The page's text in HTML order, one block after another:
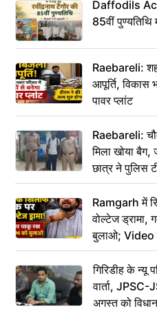
Daffodils
85वीं पुण्यतिथि
Raebareli:
आपूर्ति, विकास
पावर प्लांट
Raebareli:
मिला खोया बैग,
छात्र ने पुलिस
Ramgarh में
वोल्टेज ड्रामा,
बुलाओ; Video
गिरिडीह के न्यू
वार्ता,
अगस्त को